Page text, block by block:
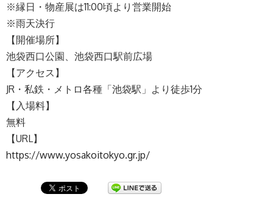
※縁日・物産展は11:00頃より営業開始
※雨天決行
【開催場所】
池袋西口公園、池袋西口駅前広場
【アクセス】
JR・私鉄・メトロ各種「池袋駅」より徒歩1分
【入場料】
無料
【URL】
https://www.yosakoitokyo.gr.jp/